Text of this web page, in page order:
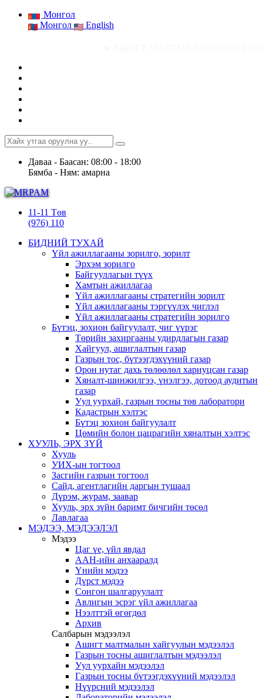
Монгол
Монгол
English
Даваа - Баасан: 08:00 - 18:00
Бямба - Ням: амарна
11-11 Төв
(976) 110
БИДНИЙ ТУХАЙ
Үйл ажиллагааны зорилго, зорилт
Эрхэм зорилго
Байгууллагын түүх
Хамтын ажиллагаа
Үйл ажиллагааны стратегийн зорилт
Үйл ажиллагааны тэргүүлэх чиглэл
Үйл ажиллагааны стратегийн зорилго
Бүтэц, зохион байгуулалт, чиг үүрэг
Төрийн захиргааны удирдлагын газар
Хайгуул, ашиглалтын газар
Газрын тос, бүтээгдэхүүний газар
Орон нутаг дахь төлөөлөл хариуцсан газар
Хяналт-шинжилгээ, үнэлгээ, дотоод аудитын
газар
Уул уурхай, газрын тосны төв лаборатори
Кадастрын хэлтэс
Бүтэц зохион байгуулалт
Цөмийн болон цацрагийн хяналтын хэлтэс
ХУУЛЬ, ЭРХ ЗҮЙ
Хууль
УИХ-ын тогтоол
Засгийн газрын тогтоол
Сайд, агентлагийн даргын тушаал
Дүрэм, журам, заавар
Хууль, эрх зүйн баримт бичгийн төсөл
Лавлагаа
МЭДЭЭ, МЭДЭЭЛЭЛ
Мэдээ
Цаг үе, үйл явдал
ААН-ийн анхааралд
Үнийн мэдээ
Дүрст мэдээ
Сонгон шалгаруулалт
Авлигын эсрэг үйл ажиллагаа
Нээлттэй өгөгдөл
Архив
Салбарын мэдээлэл
Ашигт малтмалын хайгуулын мэдээлэл
Газрын тосны ашиглалтын мэдээлэл
Уул уурхайн мэдээлэл
Газрын тосны бүтээгдэхүүний мэдээлэл
Нүүрсний мэдээлэл